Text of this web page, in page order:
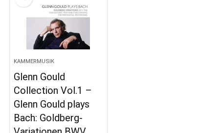
KAMMERMUSIK
Glenn Gould
Collection Vol.1 –
Glenn Gould plays
Bach: Goldberg-